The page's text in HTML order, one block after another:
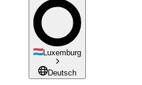
Luxemburg
Deutsch